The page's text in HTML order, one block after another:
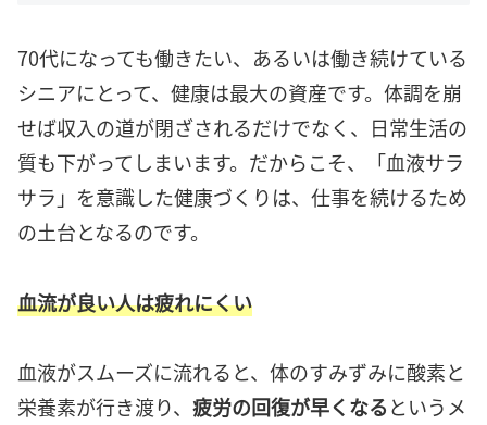
70代になっても働きたい、あるいは働き続けている
シニアにとって、健康は最大の資産です。体調を崩
せば収入の道が閉ざされるだけでなく、日常生活の
質も下がってしまいます。だからこそ、「血液サラ
サラ」を意識した健康づくりは、仕事を続けるため
の土台となるのです。
血流が良い人は疲れにくい
血液がスムーズに流れると、体のすみずみに酸素と
栄養素が行き渡り、 疲労の回復が早くなるというメ